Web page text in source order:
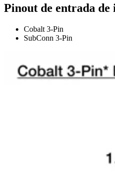
Pinout de entrada
Cobalt 3-Pin
SubConn 3-Pin